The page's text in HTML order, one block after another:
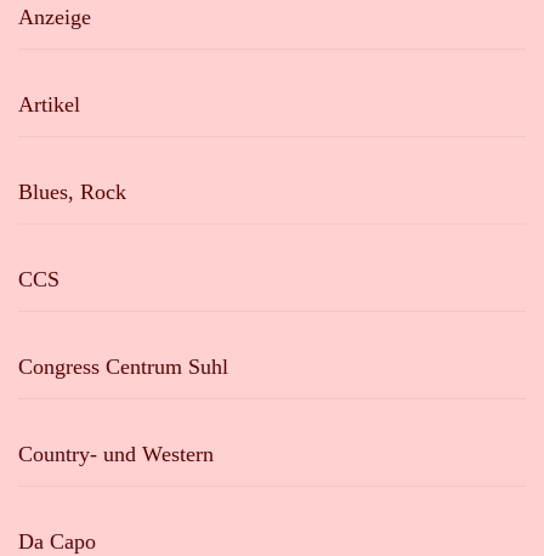
Anzeige
Artikel
Blues, Rock
CCS
Congress Centrum Suhl
Country- und Western
Da Capo